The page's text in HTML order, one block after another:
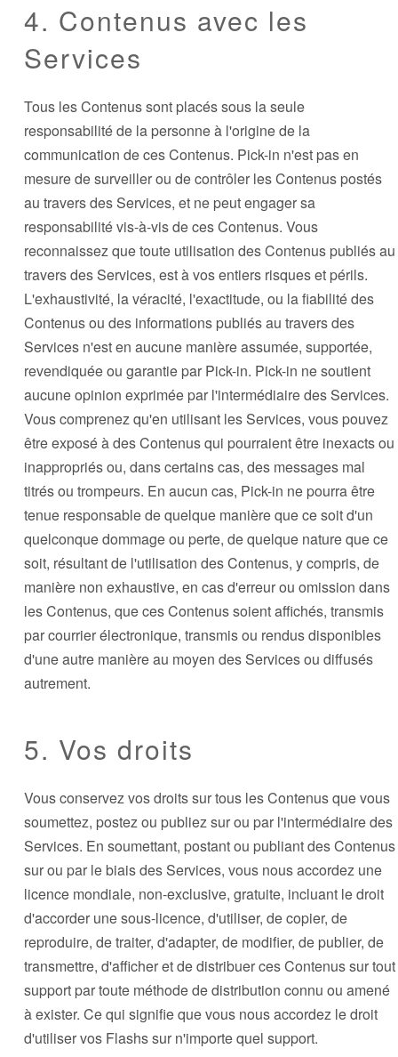
4. Contenus avec les
Services
Tous les Contenus sont placés sous la seule
responsabilité de la personne à l'origine de la
communication de ces Contenus. Pick-in n'est pas en
mesure de surveiller ou de contrôler les Contenus postés
au travers des Services, et ne peut engager sa
responsabilité vis-à-vis de ces Contenus. Vous
reconnaissez que toute utilisation des Contenus publiés au
travers des Services, est à vos entiers risques et périls.
L'exhaustivité, la véracité, l'exactitude, ou la fiabilité des
Contenus ou des informations publiés au travers des
Services n'est en aucune manière assumée, supportée,
revendiquée ou garantie par Pick-in. Pick-in ne soutient
aucune opinion exprimée par l'intermédiaire des Services.
Vous comprenez qu'en utilisant les Services, vous pouvez
être exposé à des Contenus qui pourraient être inexacts ou
inappropriés ou, dans certains cas, des messages mal
titrés ou trompeurs. En aucun cas, Pick-in ne pourra être
tenue responsable de quelque manière que ce soit d'un
quelconque dommage ou perte, de quelque nature que ce
soit, résultant de l'utilisation des Contenus, y compris, de
manière non exhaustive, en cas d'erreur ou omission dans
les Contenus, que ces Contenus soient affichés, transmis
par courrier électronique, transmis ou rendus disponibles
d'une autre manière au moyen des Services ou diffusés
autrement.
5. Vos droits
Vous conservez vos droits sur tous les Contenus que vous
soumettez, postez ou publiez sur ou par l'intermédiaire des
Services. En soumettant, postant ou publiant des Contenus
sur ou par le biais des Services, vous nous accordez une
licence mondiale, non-exclusive, gratuite, incluant le droit
d'accorder une sous-licence, d'utiliser, de copier, de
reproduire, de traiter, d'adapter, de modifier, de publier, de
transmettre, d'afficher et de distribuer ces Contenus sur tout
support par toute méthode de distribution connu ou amené
à exister. Ce qui signifie que vous nous accordez le droit
d'utiliser vos Flashs sur n'importe quel support.